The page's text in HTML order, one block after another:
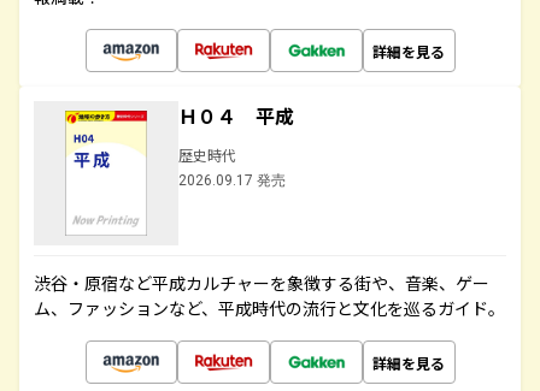
詳細を見る
Ｈ０４ 平成
歴史時代
2026.09.17 発売
渋谷・原宿など平成カルチャーを象徴する街や、音楽、ゲー
ム、ファッションなど、平成時代の流行と文化を巡るガイド。
詳細を見る